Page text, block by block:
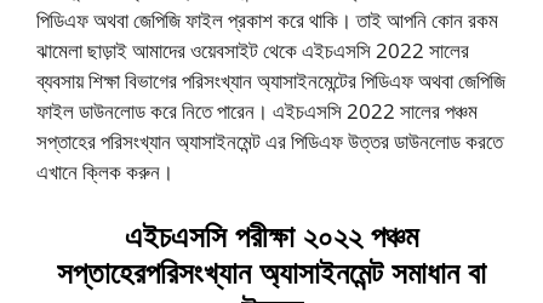
পিডিএফ অথবা জেপিজি ফাইল প্রকাশ করে থাকি। তাই আপনি কোন রকম
ঝামেলা ছাড়াই আমাদের ওয়েবসাইট থেকে এইচএসসি 2022 সালের
ব্যবসায় শিক্ষা বিভাগের পরিসংখ্যান অ্যাসাইনমেন্টের পিডিএফ অথবা জেপিজি
ফাইল ডাউনলোড করে নিতে পারেন। এইচএসসি 2022 সালের পঞ্চম
সপ্তাহের পরিসংখ্যান অ্যাসাইনমেন্ট এর পিডিএফ উত্তর ডাউনলোড করতে
এখানে ক্লিক করুন।
এইচএসসি পরীক্ষা ২০২২ পঞ্চম
সপ্তাহেরপরিসংখ্যান অ্যাসাইনমেন্ট সমাধান বা